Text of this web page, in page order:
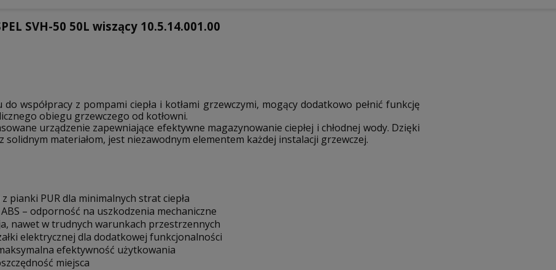
SVH-50 50L wiszący 10.5.14.001.00
do współpracy z pompami ciepła i kotłami grzewczymi, mogący dodatkowo pełnić funkcję
obiegu grzewczego od kotłowni.
urządzenie zapewniające efektywne magazynowanie ciepłej i chłodnej wody. Dzięki
materiałom, jest niezawodnym elementem każdej instalacji grzewczej.
pianki PUR dla minimalnych strat ciepła
– odporność na uszkodzenia mechaniczne
nawet w trudnych warunkach przestrzennych
elektrycznej dla dodatkowej funkcjonalności
efektywność użytkowania
miejsca